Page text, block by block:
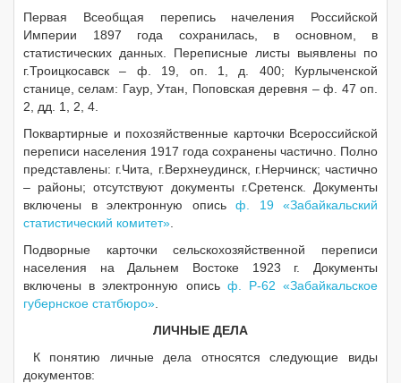
Первая Всеобщая перепись начеления Российской
Империи 1897 года сохранилась, в основном, в
статистических данных. Переписные листы выявлены по
г.Троицкосавск – ф. 19, оп. 1, д. 400; Курлыченской
станице, селам: Гаур, Утан, Поповская деревня – ф. 47 оп.
2, дд. 1, 2, 4.
Поквартирные и похозяйственные карточки Всероссийской
переписи населения 1917 года сохранены частично. Полно
представлены: г.Чита, г.Верхнеудинск, г.Нерчинск; частично
– районы; отсутствуют документы г.Сретенск. Документы
включены в электронную опись ф. 19 «Забайкальский
статистический комитет»
Подворные карточки сельскохозяйственной переписи
населения на Дальнем Востоке 1923 г. Документы
включены в электронную опись ф. Р-62 «Забайкальское
губернское статбюро»
ЛИЧНЫЕ ДЕЛА
К понятию личные дела относятся следующие виды
документов: